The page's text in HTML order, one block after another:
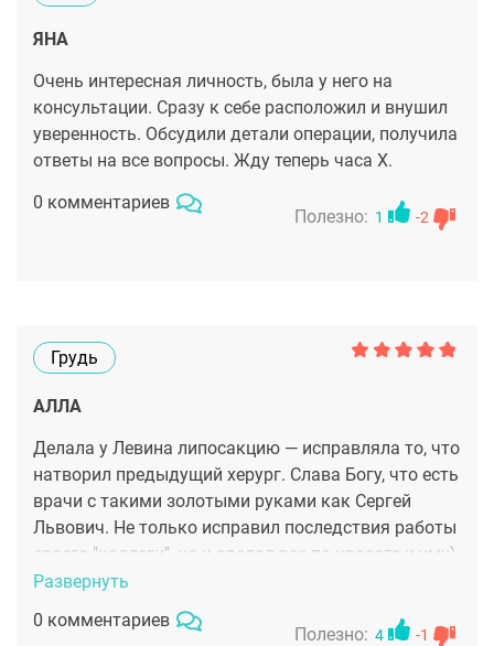
ЯНА
Очень интересная личность, была у него на
консультации. Сразу к себе расположил и внушил
уверенность. Обсудили детали операции, получила
ответы на все вопросы. Жду теперь часа Х.
0 комментариев
Полезно: 1 -2
Грудь
АЛЛА
Делала у Левина липосакцию — исправляла то, что
натворил предыдущий херург. Слава Богу, что есть
врачи с такими золотыми руками как Сергей
Львович. Не только исправил последствия работы
своего "коллеги", но и сделал все по красоте и уму)
Развернуть
0 комментариев
Полезно: 4 -1